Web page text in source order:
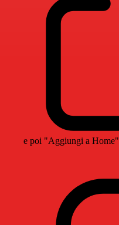
e poi "Aggiungi a Home"